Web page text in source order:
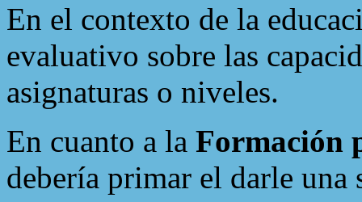
En el contexto de la
evaluativo sobre las
asignaturas o niveles.
En cuanto a la Formación
debería primar el darle una